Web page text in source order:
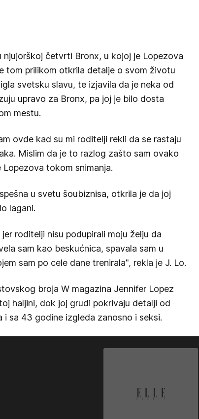
njujorškoj četvrti Bronx, u kojoj je Lopezova
tom prilikom otkrila detalje o svom životu
svetsku slavu, te izjavila da je neka od
upravo za Bronx, pa joj je bilo dosta
mestu.
ovde kad su mi roditelji rekli da se rastaju
Mislim da je to razlog zašto sam ovako
Lopezova tokom snimanja.
u svetu šoubiznisa, otkrila je da joj
lagani.
roditelji nisu podupirali moju želju da
sam kao beskućnica, spavala sam u
sam po cele dane trenirala", rekla je J. Lo.
broja W magazina Jennifer Lopez
haljini, dok joj grudi pokrivaju detalji od
i sa 43 godine izgleda zanosno i seksi.